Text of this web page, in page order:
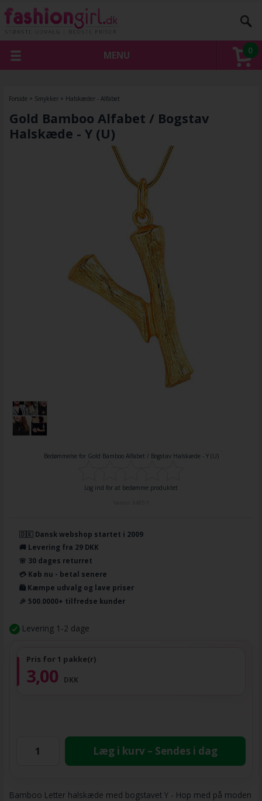
0
MENU
Forside » Smykker» Halskæder - Alfabet
Gold Bamboo Alfabet / Bogstav
Halskæde - Y (U)
Bedømmelse for Gold Bamboo Alfabet / Bogstav Halskæde - Y (U)
Log ind for at bedømme produktet
🇩🇰 Dansk webshop startet i 2009
🚚 Levering fra 29 DKK
🌸 30 dages returret
💳 Køb nu - betal senere
🛍️ Kæmpe udvalg og lave priser
🎉 500.0000+ tilfredse kunder
Levering 1-2 dage
Pris for 1 pakke(r)
3,00 DKK
Læg i kurv – Sendes i dag
Bamboo Letter halskæde med bogstavet Y - Hop med på moden